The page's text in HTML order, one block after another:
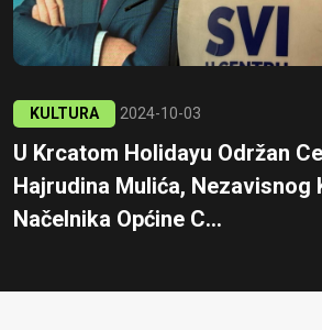
KULTURA 2024-10-03
U Krcatom Holidayu Održan
Hajrudina Mulića, Nezavisnog
Načelnika Općine C...